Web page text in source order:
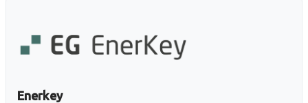
Enerkey